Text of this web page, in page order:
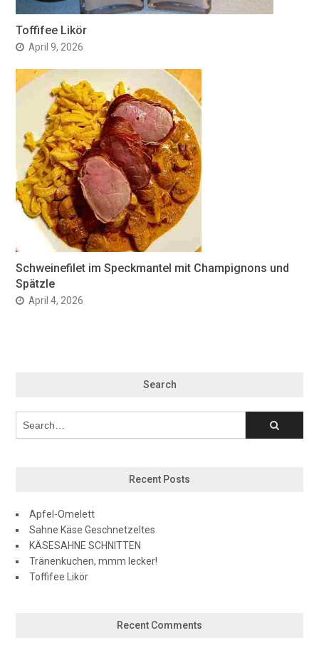
Toffifee Likör
April 9, 2026
Schweinefilet im Speckmantel mit Champignons und
Spätzle
April 4, 2026
Search
Recent Posts
Apfel-Omelett
Sahne Käse Geschnetzeltes
KÄSESAHNE SCHNITTEN
Tränenkuchen, mmm lecker!
Toffifee Likör
Recent Comments